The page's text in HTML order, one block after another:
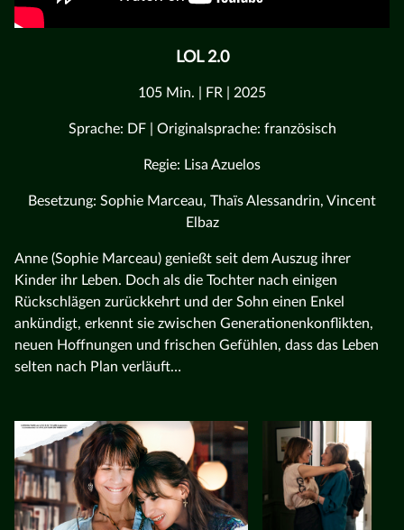
LOL 2.0
105 Min. | FR | 2025
Sprache: DF | Originalsprache: französisch
Regie: Lisa Azuelos
Besetzung: Sophie Marceau, Thaïs Alessandrin, Vincent
Elbaz
Anne (Sophie Marceau) genießt seit dem Auszug ihrer
Kinder ihr Leben. Doch als die Tochter nach einigen
Rückschlägen zurückkehrt und der Sohn einen Enkel
ankündigt, erkennt sie zwischen Generationenkonflikten,
neuen Hoffnungen und frischen Gefühlen, dass das Leben
selten nach Plan verläuft…